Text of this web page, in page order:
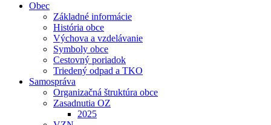
Obec
Základné informácie
História obce
Výchova a vzdelávanie
Symboly obce
Cestovný poriadok
Triedený odpad a TKO
Samospráva
Organizačná štruktúra obce
Zasadnutia OZ
2025